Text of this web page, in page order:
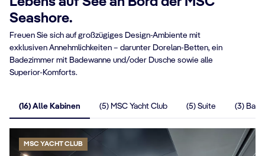
Seashore.
Freuen Sie sich auf großzügiges Design-Ambiente mit
exklusiven Annehmlichkeiten – darunter Dorelan-Betten, ein
Badezimmer mit Badewanne und/oder Dusche sowie alle
Superior-Komforts.
(16) Alle Kabinen (5) MSC Yacht Club (5) Suite (3)
MSC YACHT CLUB